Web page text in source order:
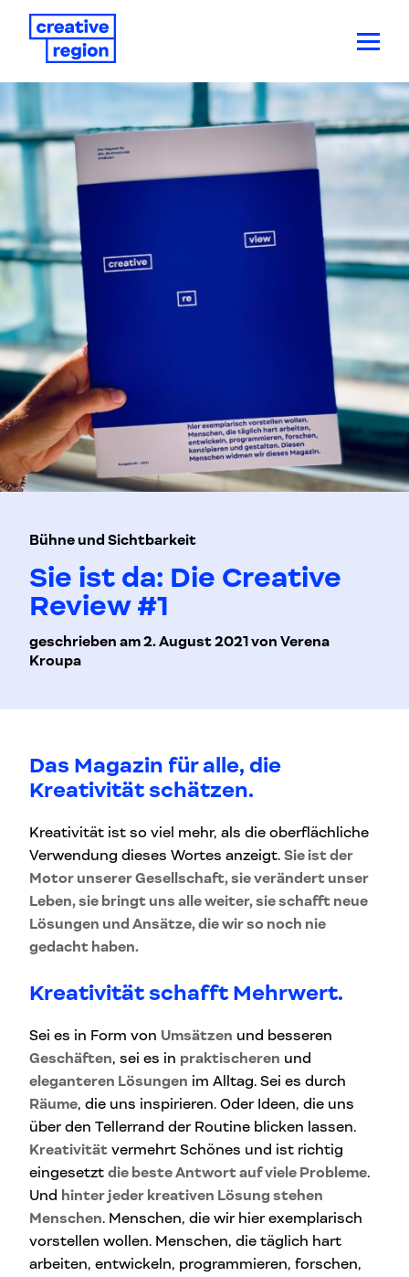
Bühne und Sichtbarkeit
Sie ist da: Die Creative
Review #1
geschrieben am 2. August 2021 von Verena
Kroupa
Das Magazin für alle, die
Kreativität schätzen.
Kreativität ist so viel mehr, als die oberflächliche
Verwendung dieses Wortes anzeigt. Sie ist der
Motor unserer Gesellschaft, sie verändert unser
Leben, sie bringt uns alle weiter, sie schafft neue
Lösungen und Ansätze, die wir so noch nie
gedacht haben.
Kreativität schafft Mehrwert.
Sei es in Form von Umsätzen und besseren
Geschäften, sei es in praktischeren und
eleganteren Lösungen im Alltag. Sei es durch
Räume, die uns inspirieren. Oder Ideen, die uns
über den Tellerrand der Routine blicken lassen.
Kreativität vermehrt Schönes und ist richtig
eingesetzt die beste Antwort auf viele Probleme.
Und hinter jeder kreativen Lösung stehen
Menschen. Menschen, die wir hier exemplarisch
vorstellen wollen. Menschen, die täglich hart
arbeiten, entwickeln, programmieren, forschen,